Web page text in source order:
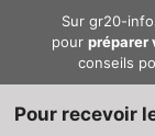
Sur gr20-
pour préparer
conseils
Pour recevoir